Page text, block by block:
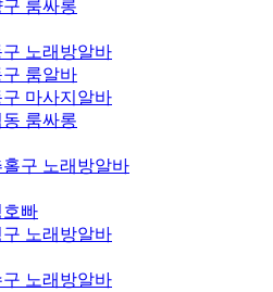
룸싸롱
구 노래방알바
구 룸알바
구 마사지알바
동 룸싸롱
홀구 노래방알바
호빠
구 노래방알바
구 노래방알바